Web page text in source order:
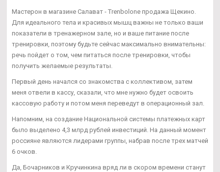
Мастерон в магазине Салават - Trenbolone продажа Щекино.
Для идеального тела и красивых мышц важны не только ваши
показатели в тренажерном зале, но и ваше питание после
тренировки, поэтому будьте сейчас максимально внимательны:
речь пойдет о том, чем питаться после тренировки, чтобы
получить желаемые результаты.
Первый день начался со знакомства с коллективом, затем
меня отвели в кассу, сказали, что мне нужно будет освоить
кассовую работу и потом меня переведут в операционный зал.
Напомним, на создание Национальной системы платежных карт
было выделено 4,3 млрд рублей инвестиций. На данный момент
россияне являются лидерами группы, набрав после трех матчей
6 очков.
Да, Бочарников и Кручинкина вряд ли в скором времени станут